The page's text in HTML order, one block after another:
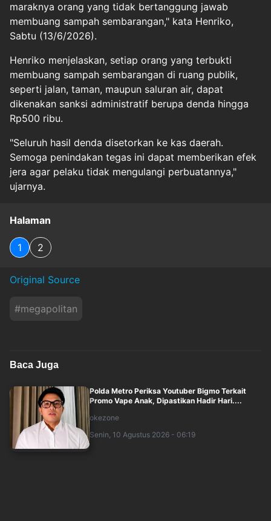
maraknya orang yang tidak bertanggung jawab
membuang sampah sembarangan," kata Henriko,
Sabtu (13/6/2026).
Henriko menjelaskan, setiap orang yang terbukti
membuang sampah sembarangan di ruang publik,
seperti jalan, taman, maupun saluran air, dapat
dikenakan sanksi administratif berupa denda hingga
Rp500 ribu.
"Seluruh hasil denda disetorkan ke kas daerah.
Semoga penindakan tegas ini dapat memberikan efek
jera agar pelaku tidak mengulangi perbuatannya,"
ujarnya.
Halaman
1 2
Original Source
#megapolitan
Baca Juga
Polda Metro Periksa Youtuber Bigmo Terkait
Promo Vape Anak, Dipastikan Hadir Hari....
okezone
Senin, 10 Agustus 2026 - 06:19